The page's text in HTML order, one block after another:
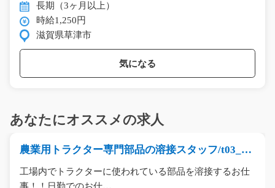
長期（3ヶ月以上）
時給1,250円
滋賀県草津市
気になる
あなたにオススメの求人
農業用トラクター専門部品の溶接スタッフ/t03_00
工場内でトラクターに使われている部品を溶接するお仕